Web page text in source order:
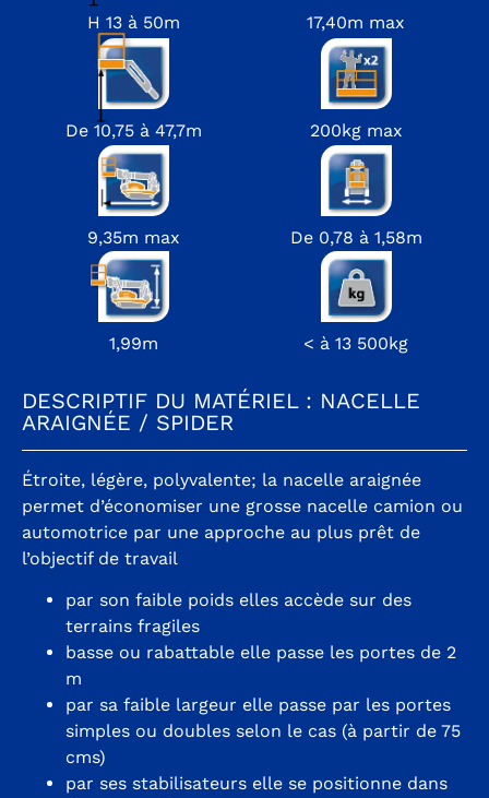
H 13 à 50m 17,40m max
De 10,75 à 47,7m 200kg max
9,35m max De 0,78 à 1,58m
1,99m < à 13 500kg
DESCRIPTIF DU MATÉRIEL : NACELLE
ARAIGNÉE / SPIDER
Étroite, légère, polyvalente; la nacelle araignée
permet d’économiser une grosse nacelle camion ou
automotrice par une approche au plus prêt de
l’objectif de travail
par son faible poids elles accède sur des
terrains fragiles
basse ou rabattable elle passe les portes de 2
m
par sa faible largeur elle passe par les portes
simples ou doubles selon le cas (à partir de 75
cms)
par ses stabilisateurs elle se positionne dans